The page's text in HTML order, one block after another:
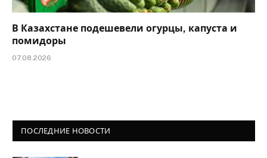
В Казахстане подешевели огурцы, капуста и
помидоры
07.08.2026
ПОСЛЕДНИЕ НОВОСТИ